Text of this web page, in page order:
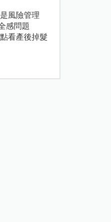
風險管理
感問題
看產後掉髮